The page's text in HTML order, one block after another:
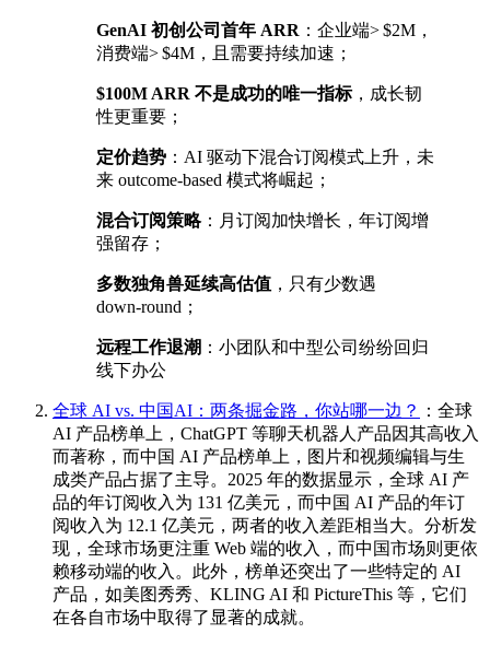
GenAI 初创公司首年 ARR ：企业端> $2M，
消费端> $4M，且需要持续加速；
$100M ARR 不是成功的唯一指标，成长韧
性更重要；
定价趋势 ：AI 驱动下混合订阅模式上升，未
来 outcome‑based 模式将崛起；
混合订阅策略：月订阅加快增长，年订阅增
强留存；
多数独角兽延续高估值 ，只有少数遇
down‑round；
远程工作退潮 ：小团队和中型公司纷纷回归
线下办公
全球 AI vs. 中国AI：两条掘金路，你站哪一边？
：全球
AI 产品榜单上，ChatGPT 等聊天机器人产品因其高收入
而著称，而中国 AI 产品榜单上，图片和视频编辑与生
成类产品占据了主导。2025 年的数据显示，全球 AI 产
品的年订阅收入为 131 亿美元，而中国 AI 产品的年订
阅收入为 12.1 亿美元，两者的收入差距相当大。分析发
现，全球市场更注重 Web 端的收入，而中国市场则更依
赖移动端的收入。此外，榜单还突出了一些特定的 AI
产品，如美图秀秀、KLING AI 和 PictureThis 等，它们
在各自市场中取得了显著的成就。